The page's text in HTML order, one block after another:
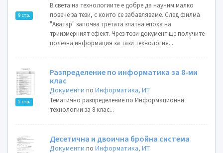
9 стр.
В света на технологиите е добре да научим малко
повече за тези, с които се забавляваме. След филма
"Аватар" започва третата златна епоха на
триизмерният ефект. Чрез този документ ще получите
полезна информация за тази технология....
1 стр.
Разпределение по информатика за 8-ми
клас
Документи поИнформатика, ИТ
Тематично разпределение по Информационни
технологии за 8 клас...
Десетична и двоична бройна система
Документи поИнформатика, ИТ